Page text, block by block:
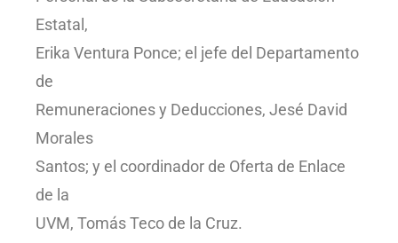
Estatal,
Erika Ventura Ponce; el jefe del Departamento
de
Remuneraciones y Deducciones, Jesé David
Morales
Santos; y el coordinador de Oferta de Enlace
de la
UVM, Tomás Teco de la Cruz.